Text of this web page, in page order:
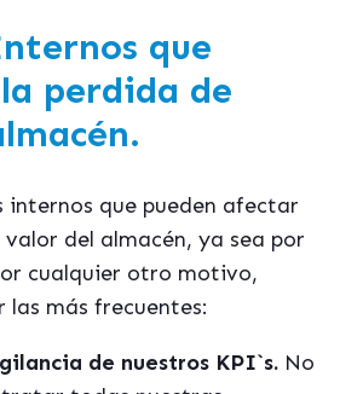
que
perdida de
internos que pueden afectar
del almacén, ya sea por
cualquier otro motivo,
más frecuentes:
de nuestros KPI`s. No